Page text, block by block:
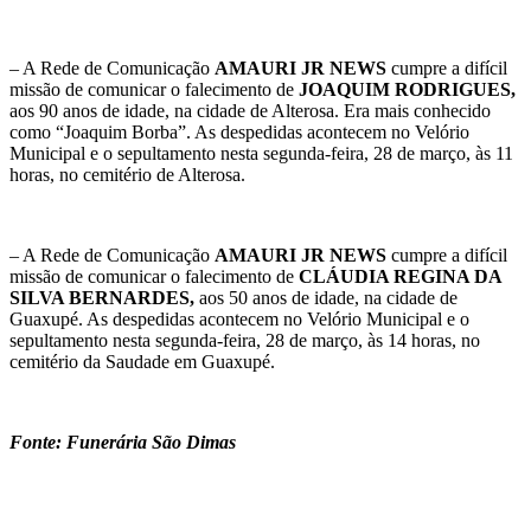
– A Rede de Comunicação AMAURI JR NEWS cumpre a difícil
missão de comunicar o falecimento de JOAQUIM RODRIGUES,
aos 90 anos de idade, na cidade de Alterosa. Era mais conhecido
como “Joaquim Borba”. As despedidas acontecem no Velório
Municipal e o sepultamento nesta segunda-feira, 28 de março, às 11
horas, no cemitério de Alterosa.
– A Rede de Comunicação AMAURI JR NEWS cumpre a difícil
missão de comunicar o falecimento de CLÁUDIA REGINA DA
SILVA BERNARDES, aos 50 anos de idade, na cidade de
Guaxupé. As despedidas acontecem no Velório Municipal e o
sepultamento nesta segunda-feira, 28 de março, às 14 horas, no
cemitério da Saudade em Guaxupé.
Fonte: Funerária São Dimas